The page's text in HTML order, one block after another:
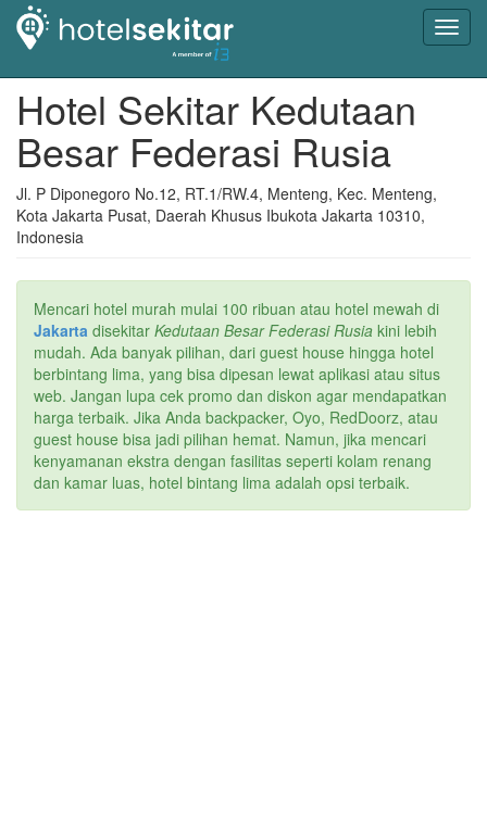
Hotel Sekitar Kedutaan
Besar Federasi Rusia
Jl. P Diponegoro No.12, RT.1/RW.4, Menteng, Kec. Menteng,
Kota Jakarta Pusat, Daerah Khusus Ibukota Jakarta 10310,
Indonesia
Mencari hotel murah mulai 100 ribuan atau hotel mewah di
Jakarta disekitar Kedutaan Besar Federasi Rusia kini lebih
mudah. Ada banyak pilihan, dari guest house hingga hotel
berbintang lima, yang bisa dipesan lewat aplikasi atau situs
web. Jangan lupa cek promo dan diskon agar mendapatkan
harga terbaik. Jika Anda backpacker, Oyo, RedDoorz, atau
guest house bisa jadi pilihan hemat. Namun, jika mencari
kenyamanan ekstra dengan fasilitas seperti kolam renang
dan kamar luas, hotel bintang lima adalah opsi terbaik.